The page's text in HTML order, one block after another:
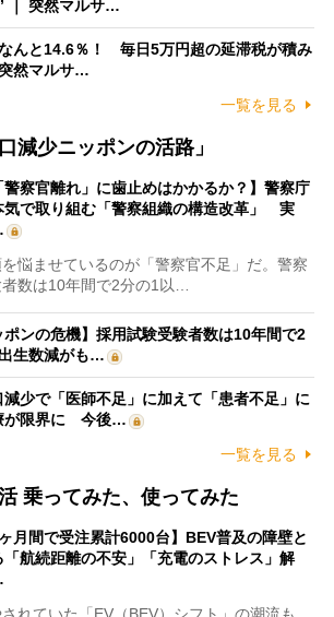
｜ 突然マルサ…
なんと14.6％！ 毎日5万円超の延滞税が積み
突然マルサ…
一覧を見る
減少ニッポンの活路」
警察官離れ」に歯止めはかかるか？】警察庁
気で取り組む「警察組織の構造改革」 実
悩ませているのが「警察官不足」だ。警察
数は10年間で2分の1以…
ポンの危機】採用試験受験者数は10年間で2
生数減がも…
減少で「医師不足」に加えて「患者不足」に
が限界に 今後…
一覧を見る
乗ってみた、使ってみた
ヶ月間で受注累計6000台】BEV普及の障壁と
「航続距離の不安」「充電のストレス」解